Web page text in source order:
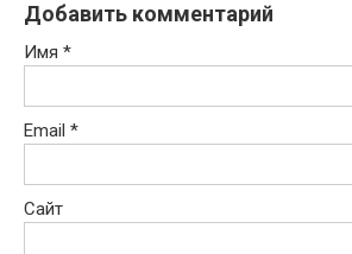
Добавить комментарий
Имя *
Email *
Сайт